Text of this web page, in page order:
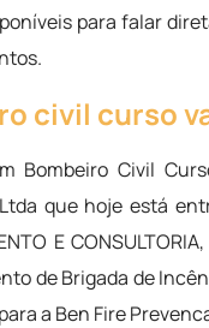
para falar
civil curso
Bombeiro Civil
que hoje está
E
de Brigada de
a Ben Fire